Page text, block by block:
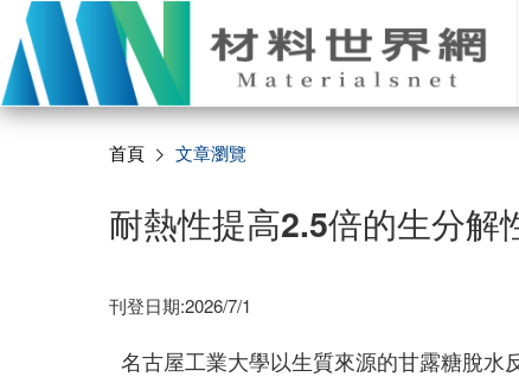
首頁 文章瀏覽
耐熱性提高2.5倍的生分解
刊登日期:2026/7/1
名古屋工業大學以生質來源的甘露糖脫